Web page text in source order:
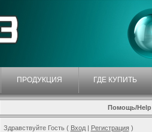
ПРОДУКЦИЯ ГДЕ КУПИТЬ
Помощь/Help
Здравствуйте Гость ( Вход| Регистрация)